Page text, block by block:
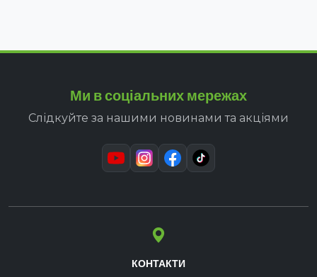
Ми в соціальних мережах
Слідкуйте за нашими новинами та акціями
КОНТАКТИ